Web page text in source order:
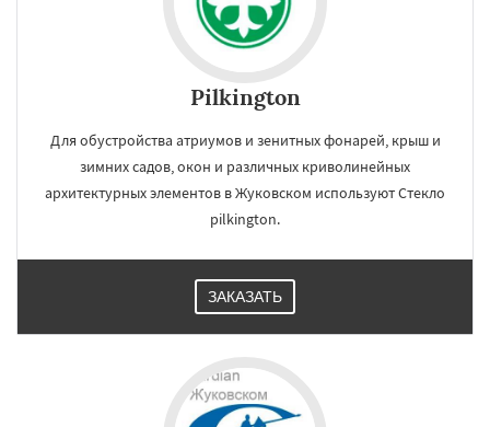
Pilkington
Для обустройства атриумов и зенитных фонарей, крыш и
зимних садов, окон и различных криволинейных
архитектурных элементов в Жуковском используют Стекло
pilkington.
ЗАКАЗАТЬ